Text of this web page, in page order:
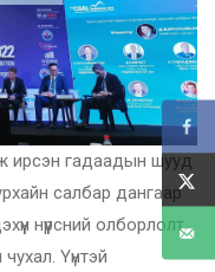
ирсэн гадаадын шууд
салбар дангаар
нүүрсний олборлолт,
Үүнтэй